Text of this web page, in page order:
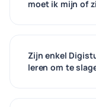
moet ik mijn of
Zijn enkel
leren om te